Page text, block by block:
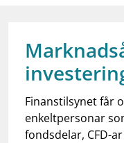
notifications_none Abonner på
Finanstilsynet får
enkeltpersonar
fondsdelar, CFD-